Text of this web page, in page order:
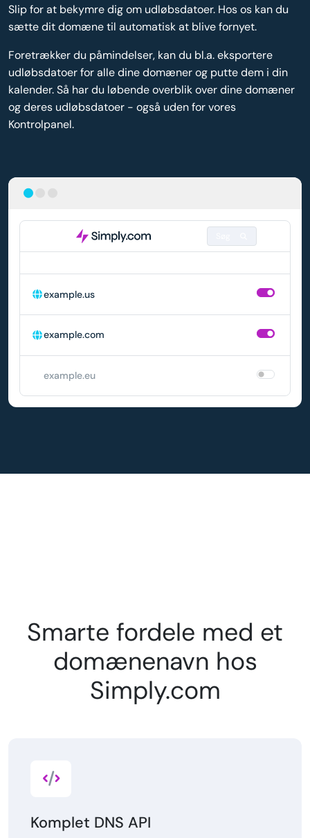
example.us
example.com
example.eu
Slip for at bekymre dig om udløbsdatoer. Hos os kan du
sætte dit domæne til automatisk at blive fornyet.
Foretrækker du påmindelser, kan du bl.a. eksportere
udløbsdatoer for alle dine domæner og putte dem i din
kalender. Så har du løbende overblik over dine domæner
og deres udløbsdatoer - også uden for vores
Kontrolpanel.
Smarte fordele med et
domænenavn hos
Simply.com
Komplet DNS API